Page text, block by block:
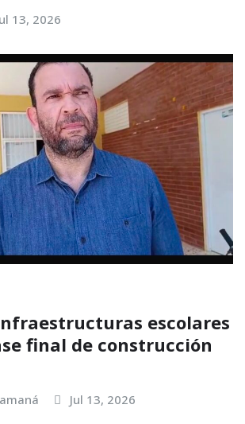
13, 2026
escolares
final de construcción
Jul 13, 2026